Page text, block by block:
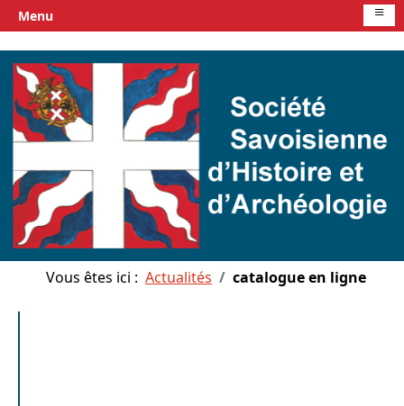
Vous êtes ici : Actualités catalogue en ligne
Menu ≡